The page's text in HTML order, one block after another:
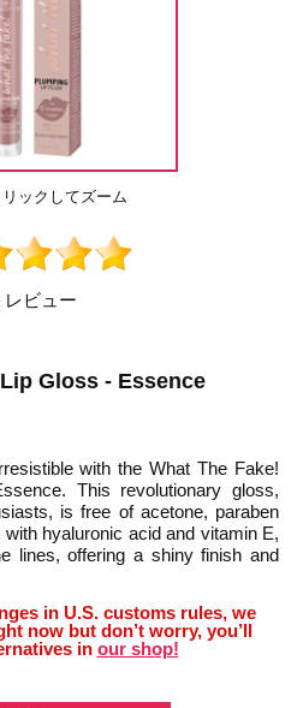
ックしてズーム
レビュー
Gloss - Essence
with the What The Fake!
This revolutionary gloss,
is free of acetone, paraben
hyaluronic acid and vitamin E,
lines, offering a shiny finish and
in U.S. customs rules, we
now but don’t worry, you’ll
in our shop!